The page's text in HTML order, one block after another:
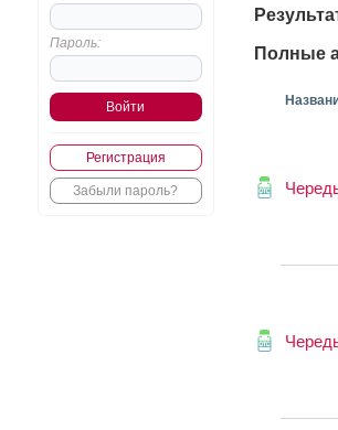
Пароль:
Регистрация
Забыли пароль?
Полные